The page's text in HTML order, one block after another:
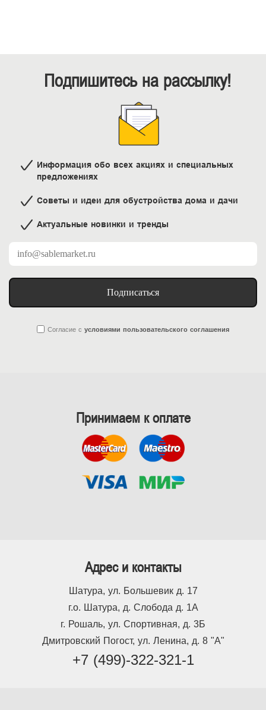
Подпишитесь на рассылку!
Информация обо всех акциях и специальных
предложениях
Советы и идеи для обустройства дома и дачи
Актуальные новинки и тренды
Подписаться
Согласие с условиями пользовательского соглашения
Принимаем к оплате
Адрес и контакты
Шатура, ул. Большевик д. 17
г.о. Шатура, д. Слобода д. 1А
г. Рошаль, ул. Спортивная, д. 3Б
Дмитровский Погост, ул. Ленина, д. 8 "А"
+7 (499)-322-321-1